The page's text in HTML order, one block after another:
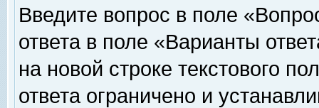
Введите вопрос в поле
ответа в поле «Варианты
на новой строке текстового
ответа ограничено и